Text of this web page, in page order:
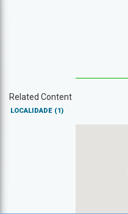
Related Content
LOCALIDADE (1)